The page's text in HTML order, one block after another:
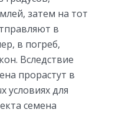
затем на тот
в
в погреб,
Вследствие
прорастут в
условиях для
семена